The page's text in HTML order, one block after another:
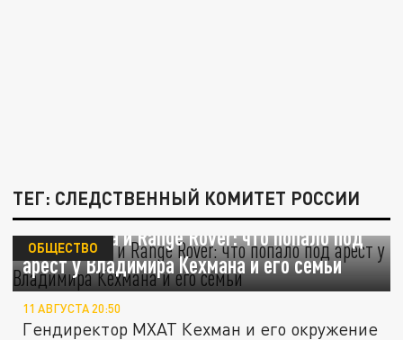
ТЕГ: СЛЕДСТВЕННЫЙ КОМИТЕТ РОССИИ
Счета, дома и Range Rover: что попало под
арест у Владимира Кехмана и его семьи
ОБЩЕСТВО
11 АВГУСТА 20:50
Гендиректор МХАТ Кехман и его окружение